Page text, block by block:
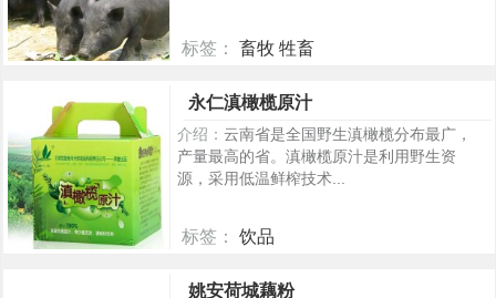
标签： 畜牧 牲畜
永仁滇橄榄原汁
介绍： 云南省是全国野生滇橄榄分布最广，
产量最高的省。滇橄榄原汁是利用野生资
源，采用低温鲜榨技术...
标签： 饮品
姚安荷城藕粉